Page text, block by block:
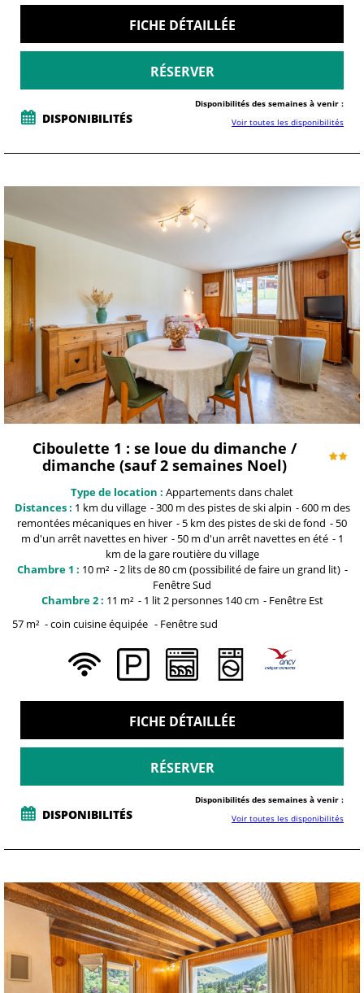
FICHE DÉTAILLÉE
RÉSERVER
DISPONIBILITÉS
Disponibilités des semaines à venir :
Voir toutes les disponibilités
Ciboulette 1 : se loue du dimanche /
dimanche (sauf 2 semaines Noel)
Type de location : Appartements dans chalet
Distances : 1 km du village 300 m des pistes de ski alpin 600 m des
remontées mécaniques en hiver
5 km des pistes de ski de fond
50
m d'un arrêt navettes en hiver 50 m d'un arrêt navettes en été
1
km de la gare routière du village
Chambre 1 : 10 m² 2 lits de 80cm (possibilité de faire un grand lit)
FenêtreSud
Chambre 2 : 11 m² 1 lit 2 personnes 140 cm Fenêtre Est
57 m² coin cuisine équipée Fenêtresud
FICHE DÉTAILLÉE
RÉSERVER
DISPONIBILITÉS
Disponibilités des semaines à venir :
Voir toutes les disponibilités